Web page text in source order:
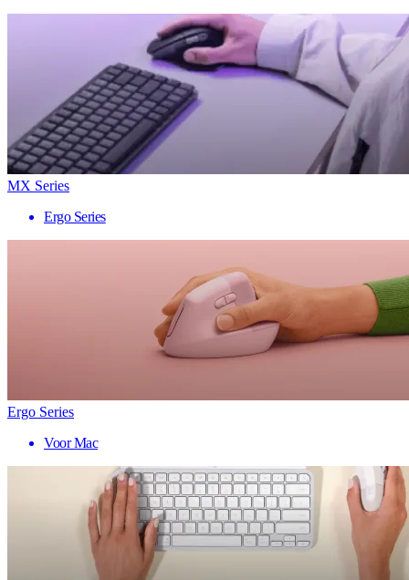
MX Series
Ergo Series
Ergo Series
Voor Mac